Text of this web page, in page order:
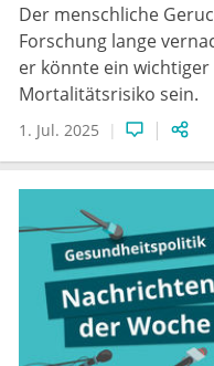
Der menschliche
Forschung lange
er könnte ein
Mortalitätsrisiko sein.
1. Jul. 2025